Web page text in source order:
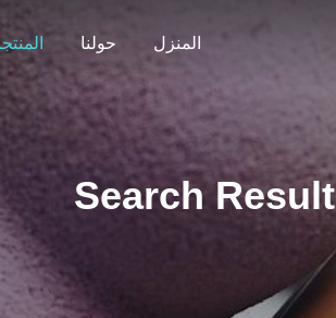
المنزل حولنا
Search Result